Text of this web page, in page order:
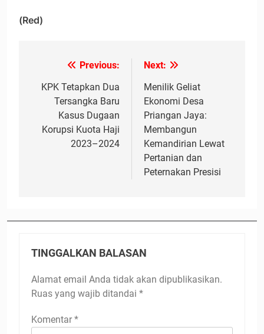
(Red)
Navigasi
pos
Previous:
KPK Tetapkan Dua
Tersangka Baru
Kasus Dugaan
Korupsi Kuota Haji
2023–2024
Next:
Menilik Geliat
Ekonomi Desa
Priangan Jaya:
Membangun
Kemandirian Lewat
Pertanian dan
Peternakan Presisi
TINGGALKAN BALASAN
Alamat email Anda tidak akan dipublikasikan.
Ruas yang wajib ditandai *
Komentar *